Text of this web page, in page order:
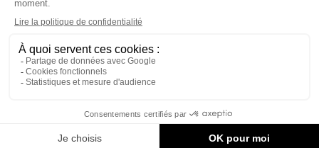
Mentions légales
Conditions générales des ventes
Données personnelles
Paiement sécurisé